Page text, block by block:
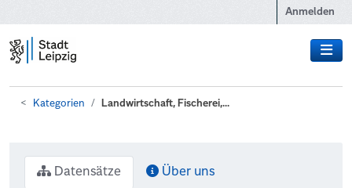
Anmelden
Kategorien Landwirtschaft, Fischerei,...
Datensätze Über uns